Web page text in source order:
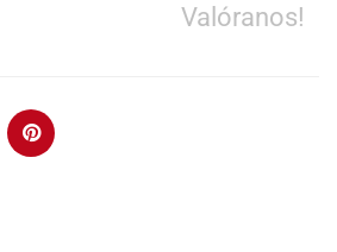
Valóranos!